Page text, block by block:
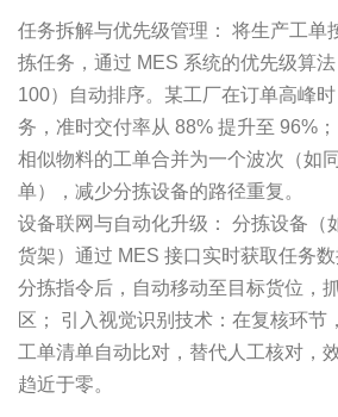
任务拆解与优先级管理： 将生产工单
拣任务，通过 MES 系统的优先级算
100）自动排序。某工厂在订单高峰
务，准时交付率从 88% 提升至 96%；
相似物料的工单合并为一个波次（如
单），减少分拣设备的路径重复。
设备联网与自动化升级： 分拣设备（
货架）通过 MES 接口实时获取任务
分拣指令后，自动移动至目标货位，
区； 引入视觉识别技术：在复核环节
工单清单自动比对，替代人工核对，
趋近于零。